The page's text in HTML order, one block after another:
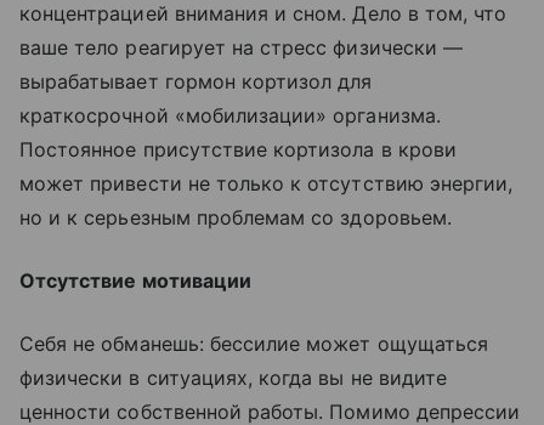
концентрацией внимания и сном. Дело в том, что
ваше тело реагирует на стресс физически —
вырабатывает гормон кортизол для
краткосрочной «мобилизации» организма.
Постоянное присутствие кортизола в крови
может привести не только к отсутствию энергии,
но и к серьезным проблемам со здоровьем.
Отсутствие мотивации
Себя не обманешь: бессилие может ощущаться
физически в ситуациях, когда вы не видите
ценности собственной работы. Помимо депрессии